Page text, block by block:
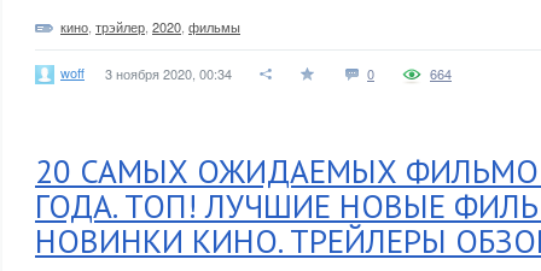
кино трэйлер 2020 фильмы
woff 3 ноября 2020, 00:34 0 664
20 САМЫХ ОЖИДАЕМЫХ
ГОДА. ТОП! ЛУЧШИЕ НОВЫЕ
НОВИНКИ КИНО. ТРЕЙЛЕРЫ